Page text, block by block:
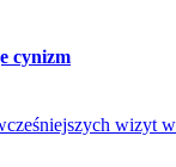
cynizm
wizyt